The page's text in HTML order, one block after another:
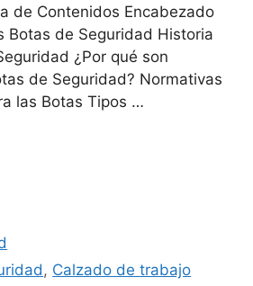
de Contenidos Encabezado
Botas de Seguridad Historia
¿Por qué son
de Seguridad? Normativas
las Botas Tipos …
, Calzado de trabajo